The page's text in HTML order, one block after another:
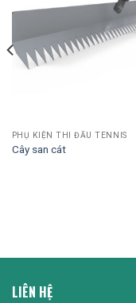
PHỤ KIỆN THI ĐẤU TENNIS
Cây san cát
LIÊN HỆ